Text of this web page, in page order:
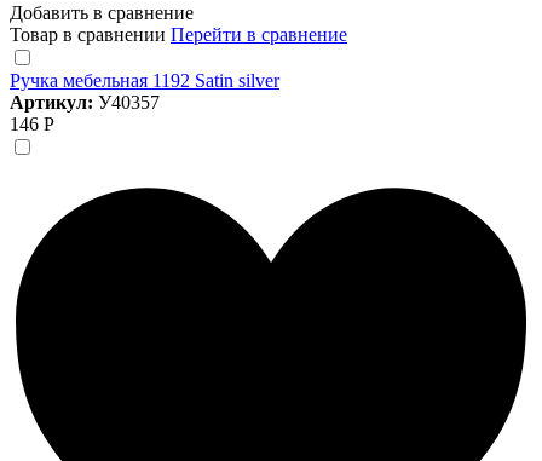
Добавить в сравнение
Товар в сравнении Перейти в сравнение
Ручка мебельная 1192 Satin silver
Артикул: У40357
146 Р